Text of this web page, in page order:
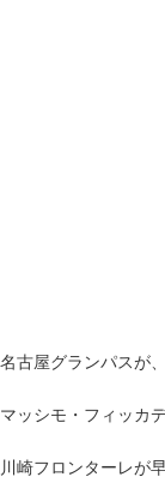
名古屋グランパスが
マッシモ・フィッカ
川崎フロンターレが